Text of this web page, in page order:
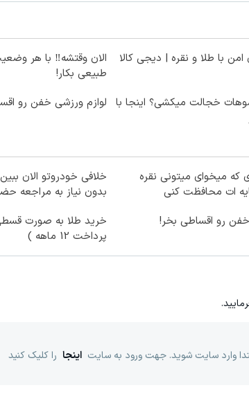
امن با طلا و نقره | دیجی کالا
الان وقتشه‼️ با هر
طبیعی بکار!
خجالت میکشی؟ اینجا با
لوازم ورزشی خفن رو
که میخوای میتونی نقره
ات محافظت کنی
خلافی خودروتو الان
بدون نیاز به مراجعه
رو اقساطی بخر!
خرید طلا به صورت
پرداخت 12 ماهه )
وارد سایت شوید. جهت ورود به سایت اینجا را کلیک کنید